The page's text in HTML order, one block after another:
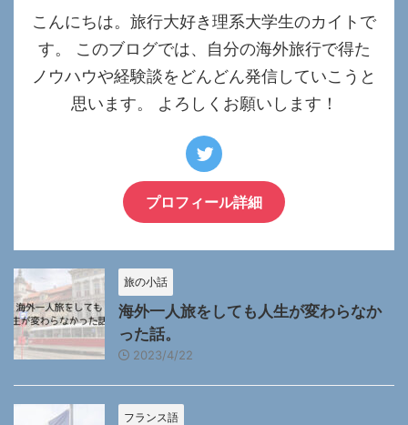
こんにちは。旅行大好き理系大学生のカイトで
す。 このブログでは、自分の海外旅行で得た
ノウハウや経験談をどんどん発信していこうと
思います。 よろしくお願いします！
プロフィール詳細
旅の小話
海外一人旅をしても人生が変わらなか
った話。
2023/4/22
フランス語